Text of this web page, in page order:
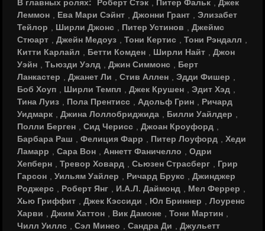
В главных ролях:
Роберт Стэк Питер Фальк ,Джек
Леммон
Ева Мари Сэйнт ,Джонни Грант ,Элизабет
Тейлор
Ширли Джонс Питер Устинов ,Джеймс
Стюарт
,Джейн Медоуз ,Тони Кертис ,Тони Рэндалл
Китти Карлайл
Бетти Комден Ширли Найт ,Джон
Уэйн
,Тьюзди Уэлд ,Джин Симмонс
Берт
Ланкастер
,Джанет Ли ,Стив Аллен ,Эдди Фишер
Боб Хоуп
Ширли Темпл ,Джек Крушен ,Эдит Хэд
Тина Луиз
Пола Прентисс Адольф Грин
Ричард
Уидмарк
,Джина Лоллобриджида Билли Уайлдер
Полли Берген
,Сид Черисс ,Джоан Кроуфорд
Барбара Раш
,Фелиция Фарр Питер Лоуфорд ,Хеди
Ламарр
,Сара Вон Аннетт Фаничелло ,Одри
Хепберн
,Тревор Ховард ,Сьюзен Страсберг
Грир
Гарсон
,Уильям Уайлер Ричард Брукс ,Джинджер
Роджерс
Роберт Янг И.А.Л. Даймонд Мел Феррер
Хью Гриффит
,Джек Кэссиди Юл Бриннер ,Лоуренс
Харви
,Джим Хаттон Вик Дамоне ,Тони Мартин
Чилл Уиллс
,Сэл Минео ,Сандра Ди ,Джульетт